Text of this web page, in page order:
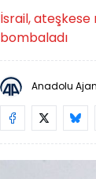
İsrail,
bombaladı
Anadolu